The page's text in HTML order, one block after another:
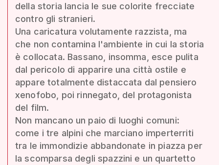
della storia lancia le sue colorite frecciate
contro gli stranieri.
Una caricatura volutamente razzista, ma
che non contamina l'ambiente in cui la storia
è collocata. Bassano, insomma, esce pulita
dal pericolo di apparire una città ostile e
appare totalmente distaccata dal pensiero
xenofobo, poi rinnegato, del protagonista
del film.
Non mancano un paio di luoghi comuni:
come i tre alpini che marciano imperterriti
tra le immondizie abbandonate in piazza per
la scomparsa degli spazzini e un quartetto